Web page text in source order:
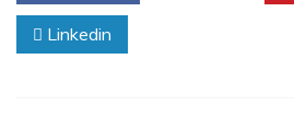
Linkedin